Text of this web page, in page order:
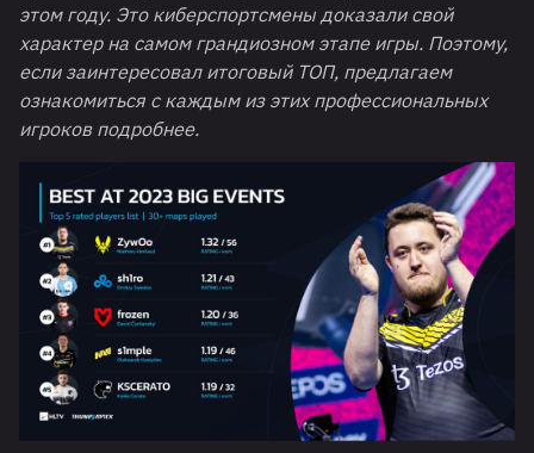
этом году. Это киберспортсмены доказали свой
характер на самом грандиозном этапе игры. Поэтому,
если заинтересовал итоговый ТОП, предлагаем
ознакомиться с каждым из этих профессиональных
игроков подробнее.